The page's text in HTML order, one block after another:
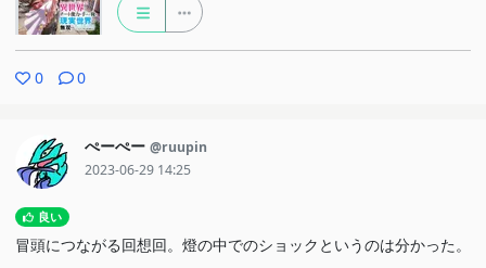
0 0
ぺーぺー @ruupin
2023-06-29 14:25
良い
冒頭につながる回想回。燈の中でのショックというのは分かった。